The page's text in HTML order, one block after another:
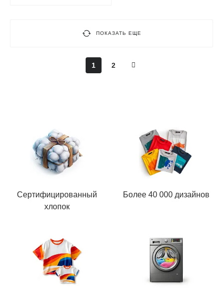
ПОКАЗАТЬ ЕЩЕ
1 2
Сертифицированный
хлопок
Более 40 000 дизайнов